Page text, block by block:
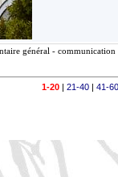
général -
1-20 | 21-40 | 41-60